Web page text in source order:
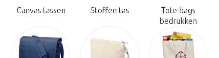
Canvas tassen Stoffen tas
Tote bags
bedrukken